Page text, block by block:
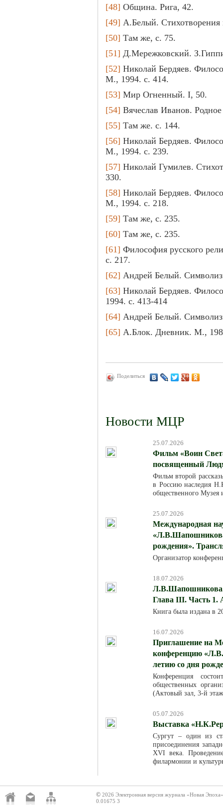
[48] Община. Рига, 42.
[49] А.Белый.
[50] Там же, с. 75.
[51] Д.Мережковский.
[52] Николай Бердяев.
М., 1994. с. 414.
[53] Мир Огненный. I, 50.
[54] Вячеслав Иванов.
[55] Там же. с. 144.
[56] Николай Бердяев.
М., 1994. с. 239.
[57] Николай Гумилев.
330.
[58] Николай Бердяев.
М., 1994. с. 218.
[59] Там же, с. 235.
[60] Там же, с. 235.
[61] Философия русского
с. 217.
[62] Андрей Белый.
[63] Николай Бердяев.
1994. с. 413-414
[64] Андрей Белый.
[65] А.Блок. Дневник. М.,
Поделиться
Новости МЦР
25.07.2026
Фильм «Воин
посвященный
Фильм второй
в Россию наследия
общественного
25.07.2026
Международная
рождения».
Организатор
18.07.2026
Л.В.Шапошникова.
Глава III. Часть 1.
Книга была издана в
16.07.2026
Приглашение на
конференцию
летию со дня
Конференция
общественных
(Актовый зал, 3-й
05.07.2026
Выставка
Сургут – один из
присоединения
XVI века.
филармонии и
© 2026 Электронная версия журнала «Новая Эпоха»
0.01675 3